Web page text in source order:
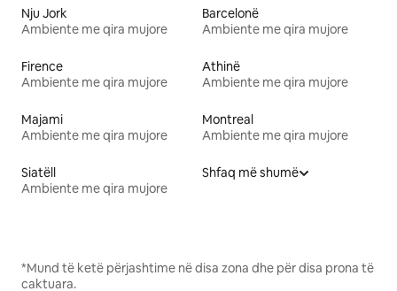
Nju Jork
Ambiente me qira mujore
Barcelonë
Ambiente me qira mujore
Firence
Ambiente me qira mujore
Athinë
Ambiente me qira mujore
Majami
Ambiente me qira mujore
Montreal
Ambiente me qira mujore
Siatëll
Ambiente me qira mujore
Shfaq më shumë
*Mund të ketë përjashtime në disa zona dhe për disa prona të
caktuara.